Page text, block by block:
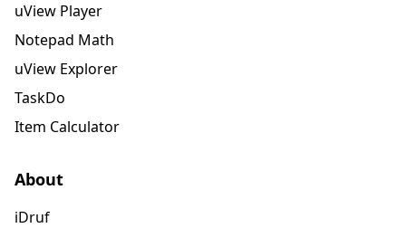
uView Player
Notepad Math
uView Explorer
TaskDo
Item Calculator
About
iDruf